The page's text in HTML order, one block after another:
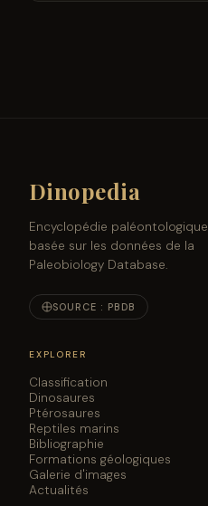
Dinopedia
Encyclopédie paléontologique
basée sur les données de la
Paleobiology Database.
SOURCE : PBDB
EXPLORER
Classification
Dinosaures
Ptérosaures
Reptiles marins
Bibliographie
Formations géologiques
Galerie d'images
Actualités